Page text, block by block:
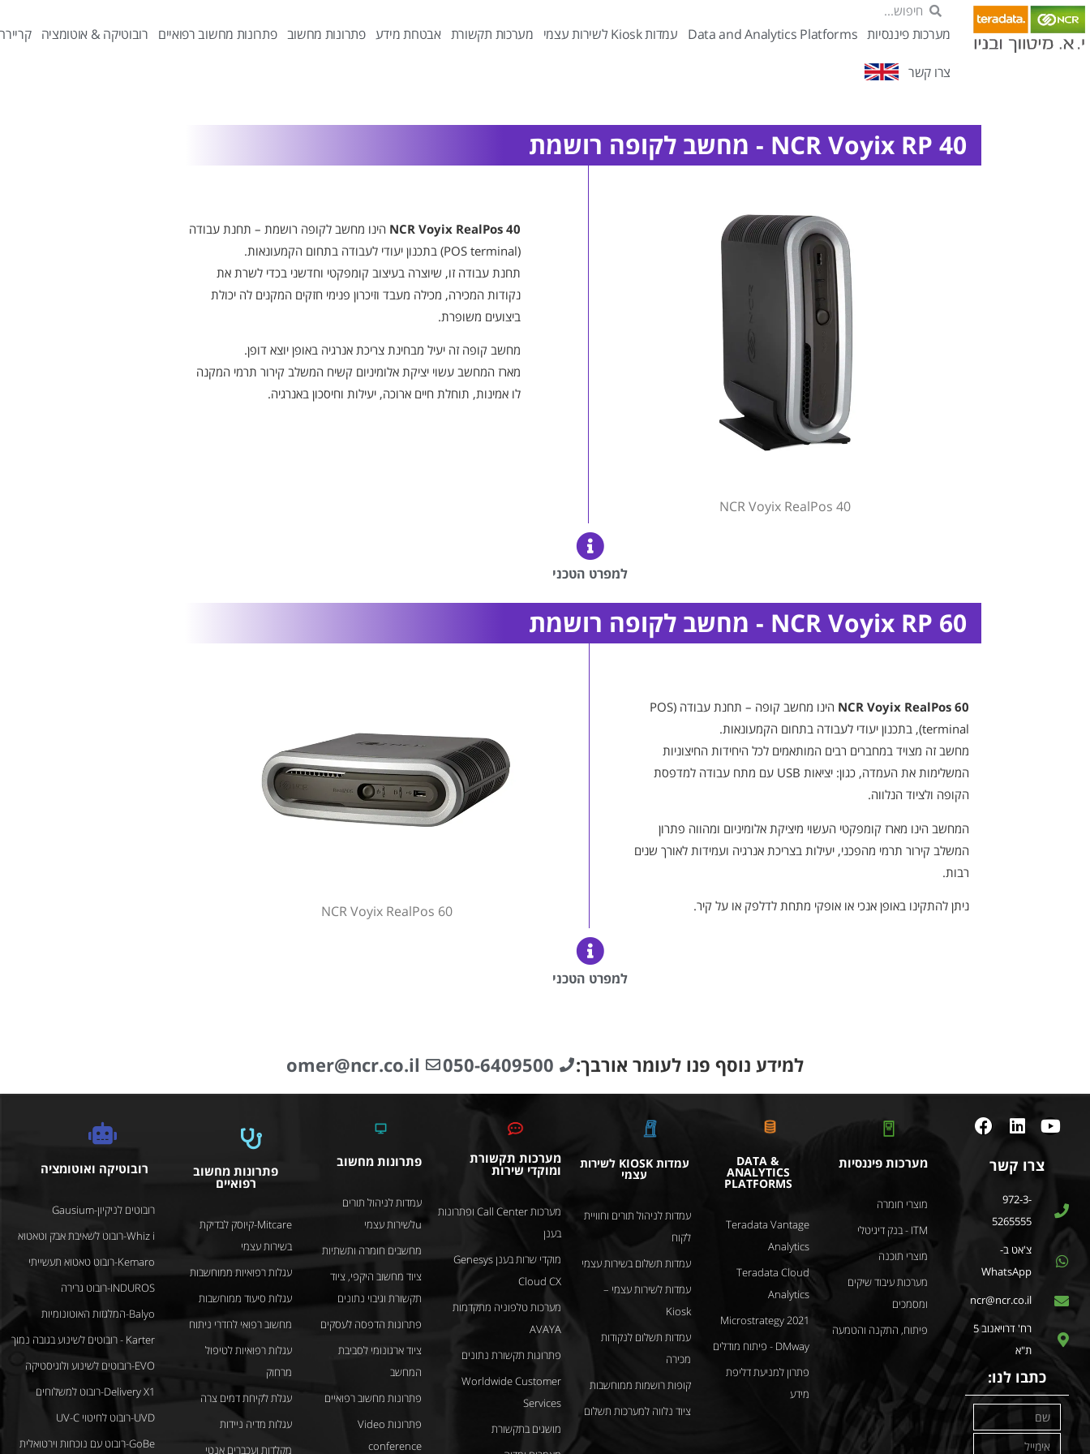
מערכות פיננסיות Data and Analytics Platforms עמדות Kiosk לשירות עצמי מערכות תקשורת אבטחת מידע פתרונות מחשוב פתרונות מחשוב רפואיים רובוטיקה & אוטומציה
צרו קשר
NCR Voyix RP 40 - מחשב לקופה רושמת
NCR Voyix RealPos 40
NCR Voyix RealPos 40 הינו מחשב לקופה רושמת – תחנת עבודה
(POS terminal) בתכנון יעודי לעבודה בתחום הקמעונאות.
תחנת עבודה זו, שיוצרה בעיצוב קומפקטי וחדשני בכדי לשרת את
נקודות המכירה, מכילה מעבד וזיכרון פנימי חזקים המקנים לה יכולת
ביצועים משופרת.
מחשב קופה זה יעיל מבחינת צריכת אנרגיה באופן יוצא דופן.
מארז המחשב עשוי יציקת אלומיניום קשיח המשלב קירור תרמי המקנה
לו אמינות, תוחלת חיים ארוכה, יעילות וחיסכון באנרגיה.
למפרט הטכני
NCR Voyix RP 60 - מחשב לקופה רושמת
NCR Voyix RealPos 60
הינו מחשב קופה – תחנת עבודה (POS
terminal), בתכנון יעודי לעבודה בתחום הקמעונאות.
מחשב זה מצויד במחברים רבים המותאמים לכל היחידות החיצוניות
המשלימות את העמדה, כגון: יציאות USB עם מתח עבודה למדפסת
הקופה ולציוד הנלווה.
המחשב הינו מארז קומפקטי העשוי מיציקת אלומיניום ומהווה פתרון
המשלב קירור תרמי מהפכני, יעילות בצריכת אנרגיה ועמידות לאורך שנים
רבות.
ניתן להתקינו באופן אנכי או אופקי מתחת לדלפק או על קיר. NCR Voyix RealPos 60
למפרט הטכני
למידע נוסף פנו לעומר אורבך: 050-6409500
omer@ncr.co.il
צרו קשר
972-3-
5265555
צ'אט ב-
WhatsApp
ncr@ncr.co.il
רח' דרויאנוב 5
ת"א
כתבו לנו:
מערכות פיננסיות
מוצרי חומרה
ITM - בנק דיגיטלי
מוצרי תוכנה
מערכות עיבוד שיקים
ומסמכים
פיתוח, התקנה והטמעה
DATA &
ANALYTICS
PLATFORMS
Teradata Vantage
Analytics
Teradata Cloud
Analytics
Microstrategy 2021
DMway - פיתוח מודלים
פתרון למניעת דליפת
מידע
עמדות KIOSK לשירות
עצמי
עמדות לניהול תורים וחוויית
לקוח
עמדות תשלום בשירות עצמי
עמדות לשירות עצמי –
Kiosk
עמדות תשלום לנקודות
מכירה
קופות רושמות ממוחשבות
ציוד נלווה למערכות תשלום
מערכות תקשורת
ומוקדי שירות
מערכות Call Center ופתרונות
בענן
מוקדי שרות בענן Genesys
Cloud CX
מערכות טלפוניה מתקדמות
AVAYA
פתרונות תקשורת נתונים
Worldwide Customer
Services
מושגים בתקשורת
פתרונות מחשוב
עמדות לניהול תורים
uלשירות עצמי
מחשבים חומרה ותשתיות
ציוד מחשוב היקפי, ציוד
תקשורת וגיבוי נתונים
פתרונות הדפסה לעסקים
ציוד ארגונומי לסביבת
המחשב
פתרונות מחשוב רפואיים
פתרונות Video
conference
פתרונות מחשוב
רפואיים
Mitcare-קיוסק לבדיקת
בשירות עצמי
עגלות רפואיות ממוחשבות
עגלות סיעוד ממוחשבות
מחשוב רפואי לחדרי ניתוח
עגלות רפואיות לטיפול
מרחוק
עגלת לקיחת דמים צרה
עגלות מדיה ניידות
מקלדות ועכברים אנטי
רובוטיקה ואוטומציה
רובוטים לניקיון-Gausium
Whiz i-רובוט לשאיבת אבק וטאטוא
Kemaro-רובוט טאטוא תעשייתי
INDUROS-רובוט גרירה
Balyo-המלגזות האוטונומיות
Karter - רובוטים לשינוע בגובה נמוך
EVO-רובוטים לשינוע ולוגיסטיקה
Delivery X1-רובוט למשלוחים
UVD-רובוט לחיטוי UV-C
GoBe-רובוט עם נוכחות וירטואלית